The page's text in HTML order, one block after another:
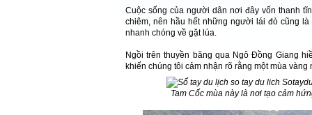
Cuộc sống của người dân nơi đây vốn thanh
chiêm, nên hầu hết những người lái đò cũng
nhanh chóng về gặt lúa.
Ngồi trên thuyền băng qua Ngô Đồng Giang
khiến chúng tôi cảm nhận rõ rằng một mùa
Tam Cốc mùa này là nơi tạo cảm